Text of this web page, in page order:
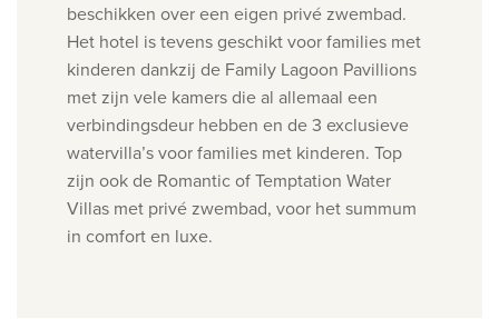
beschikken over een eigen privé zwembad.
Het hotel is tevens geschikt voor families met
kinderen dankzij de Family Lagoon Pavillions
met zijn vele kamers die al allemaal een
verbindingsdeur hebben en de 3 exclusieve
watervilla’s voor families met kinderen. Top
zijn ook de Romantic of Temptation Water
Villas met privé zwembad, voor het summum
in comfort en luxe.